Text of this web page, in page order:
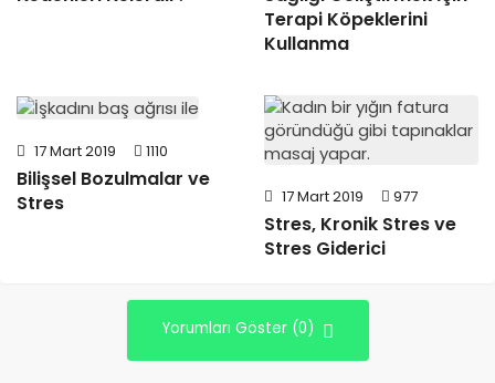
Terapi Köpeklerini
Kullanma
17 Mart 2019 1110
Bilişsel Bozulmalar ve
Stres
17 Mart 2019 977
Stres, Kronik Stres ve
Stres Giderici
Yorumları Göster (0)